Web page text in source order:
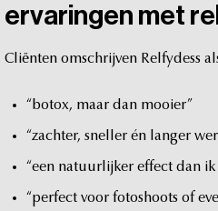
ervaringen met
Cliënten omschrijven Relfydess
“botox, maar dan mooier”
“zachter, sneller én langer
“een natuurlijker effect dan ik
“perfect voor fotoshoots of